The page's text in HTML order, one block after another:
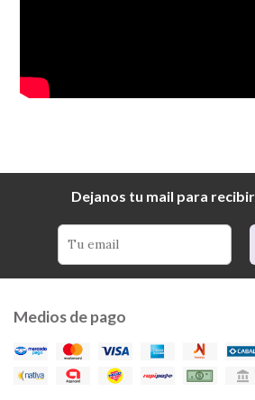
Dejanos tu mail para
Medios de pago